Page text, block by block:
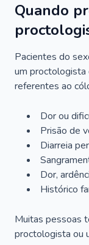
Quando
Pacientes do
um proctologista
referentes ao
Dor ou
Prisão de
Diarreia
Dor,
Histórico
Muitas pessoas
proctologista ou